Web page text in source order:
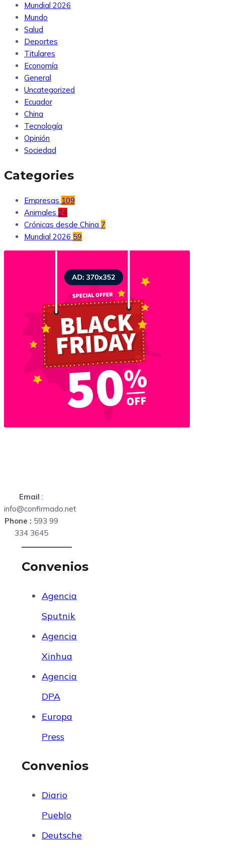
Mundial 2026
Mundo
Salud
Deportes
Titulares
Economía
General
Uncategorized
Ecuador
China
Tecnología
Opinión
Sociedad
Categories
Empresas 109
Animales 24
Crónicas desde China 7
Mundial 2026 59
Email :
info@confirmado.net
Phone : 593 99
334 3645
Convenios
Agencia
Sputnik
Agencia
Xinhua
Agencia
DPA
Europa
Press
Convenios
Diario
Pueblo
Deutsche